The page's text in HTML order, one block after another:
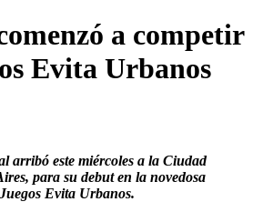
a competir
Evita Urbanos
arribó este miércoles a la Ciudad
para su debut en la novedosa
Evita Urbanos.